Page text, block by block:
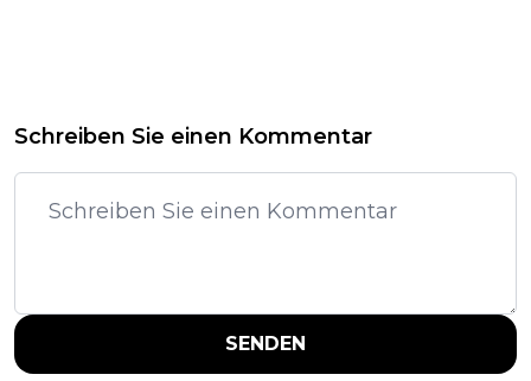
Schreiben Sie einen Kommentar
SENDEN